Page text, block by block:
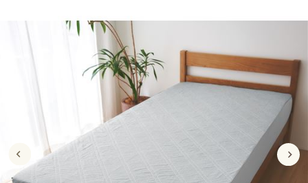
メンズ下着
ジュニア・ティーンズ下着
メンズファッション
メンズ下着
家電・雑貨すべて
家電
キッチン・雑貨・日用品
寝具・インテリア・家具
寝具・インテリア・家具通販すべて
家具・収納
寝具・ベッド
カーテン・ラグ・ファブリック
美容・健康
美容・健康通販すべて
美容・健康・サプリメント
制服・スクール
制服・スクールすべて
制服・学生服
大きいサイズ
大きいサイズ通販すべて
バーゲン
キッチン・雑貨・日用品
家具・収納
カーテン・ラグ・ファブリック
美容・健康通販すべて
美容・健康・サプリメント
制服・スクール
制服・スクールすべて
制服・学生服
ジュニア・ティーンズ下着
大きいサイズ通販すべて
大きいサイズ レディース服
バーゲン
バーゲンセール
詳細検索